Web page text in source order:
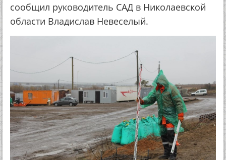
сообщил руководитель САД в Николаевской
области Владислав Невеселый.